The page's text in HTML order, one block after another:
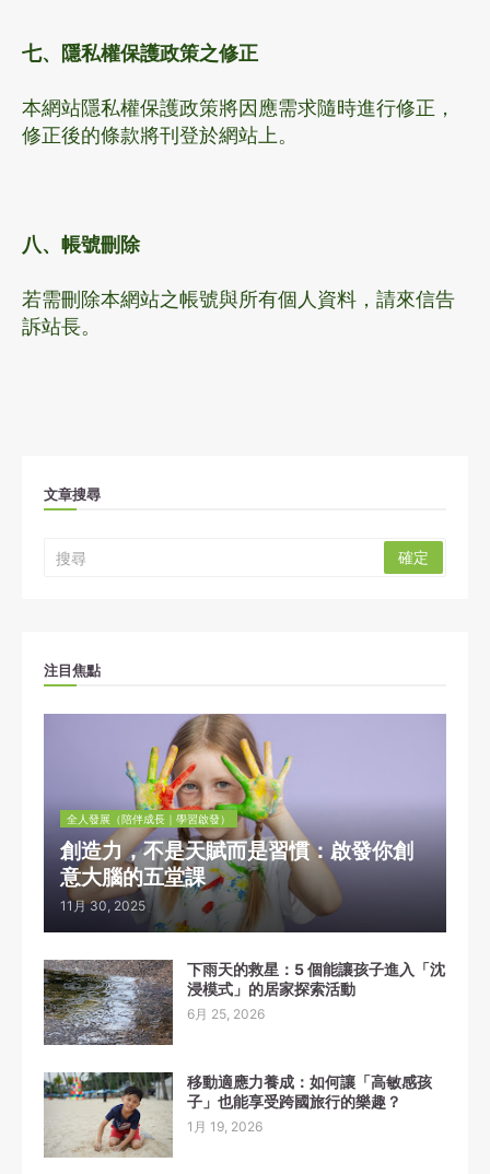
七、隱私權保護政策之修正
本網站隱私權保護政策將因應需求隨時進行修正，
修正後的條款將刊登於網站上。
八、帳號刪除
若需刪除本網站之帳號與所有個人資料，請來信告
訴站長。
文章搜尋
注目焦點
全人發展（陪伴成長｜學習啟發）
創造力，不是天賦而是習慣：啟發你創
意大腦的五堂課
11月 30, 2025
下雨天的救星：5 個能讓孩子進入「沈
浸模式」的居家探索活動
6月 25, 2026
移動適應力養成：如何讓「高敏感孩
子」也能享受跨國旅行的樂趣？
1月 19, 2026